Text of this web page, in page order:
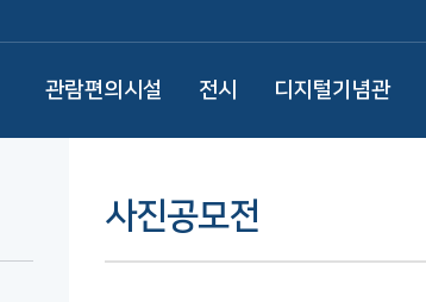
관람편의시설 전시 디지털기념관
사진공모전